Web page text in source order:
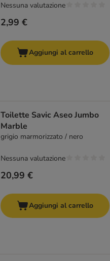
2,99 €
Nessuna valutazione
Aggiungi al carrello
Toilette Savic Aseo Jumbo
Marble
grigio marmorizzato / nero
20,99 €
Nessuna valutazione
Aggiungi al carrello